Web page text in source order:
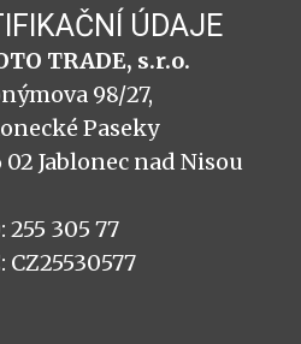
ÚDAJE
TRADE, s.r.o.
98/27,
Paseky
02 Jablonec nad Nisou
255 305 77
CZ25530577